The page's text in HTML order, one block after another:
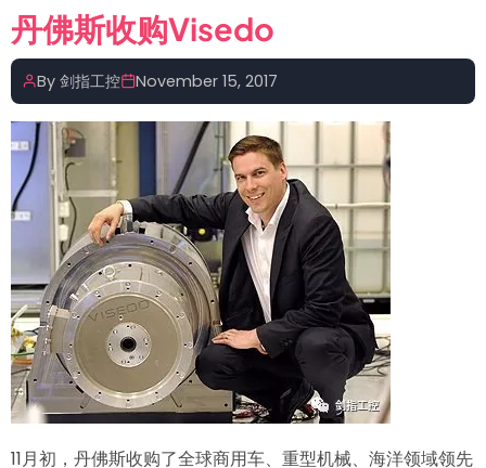
退
出
自
动
化
这
个
战
场
丹佛斯收购Visedo
By 剑指工控 November 15, 2017
11月初，丹佛斯收购了全球商用车、重型机械、海洋领域领先